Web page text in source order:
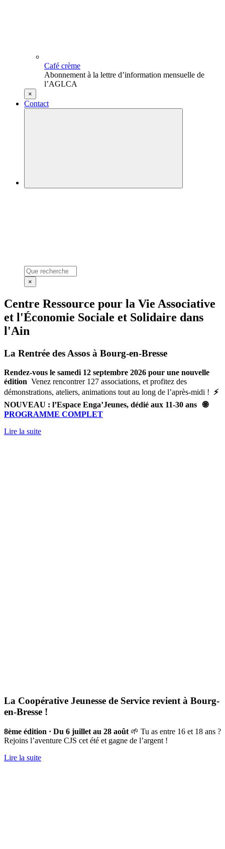
Café crème
Abonnement à la lettre d’information mensuelle de
l’AGLCA
×
Contact
×
Centre Ressource pour la Vie Associative
et l'Économie Sociale et Solidaire dans
l'Ain
La Rentrée des Assos à Bourg-en-Bresse
Rendez-vous le samedi 12 septembre 2026 pour une nouvelle
édition Venez rencontrer 127 associations, et profitez des
démonstrations, ateliers, animations tout au long de l’après-midi ! ⚡
NOUVEAU : l’Espace Enga’Jeunes, dédié aux 11-30 ans
🌐
PROGRAMME COMPLET
Lire la suite
La Coopérative Jeunesse de Service revient à Bourg-
en-Bresse !
8ème édition · Du 6 juillet au 28 août 🌱 Tu as entre 16 et 18 ans ?
Rejoins l’aventure CJS cet été et gagne de l’argent !
Lire la suite